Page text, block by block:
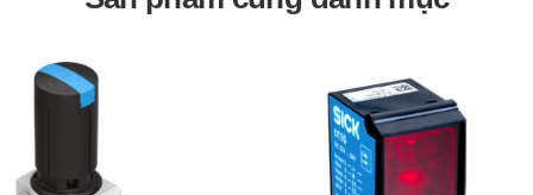
có đóng cắt mạch tải đúng theo tín hiệu điều khiển hay
Đối với các ứng dụng có dòng tải
lớn, có thể cần sử dụng thêm tản nhiệt để đảm bảo rơ le